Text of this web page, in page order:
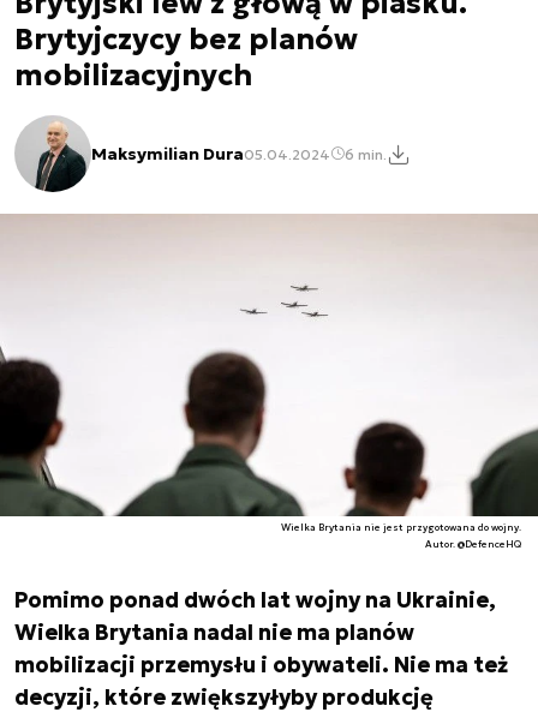
Brytyjczycy bez planów
mobilizacyjnych
Maksymilian Dura05.04.2024 6 min.
Wielka Brytania nie jest przygotowana do wojny.
Autor. @DefenceHQ
Pomimo ponad dwóch lat wojny na Ukrainie,
Wielka Brytania nadal nie ma planów
mobilizacji przemysłu i obywateli. Nie ma też
decyzji, które zwiększyłyby produkcję